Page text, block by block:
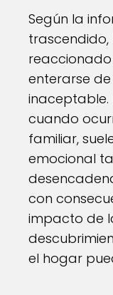
Según la
enterarse
inaceptable.
cuando
familiar,
emocional
con
impacto de
el hogar